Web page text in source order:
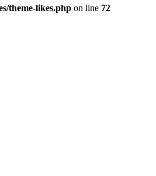
theme-likes.php on line 72